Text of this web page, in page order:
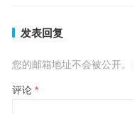
发表回复
您的邮箱地址不会被公开。
评论 *